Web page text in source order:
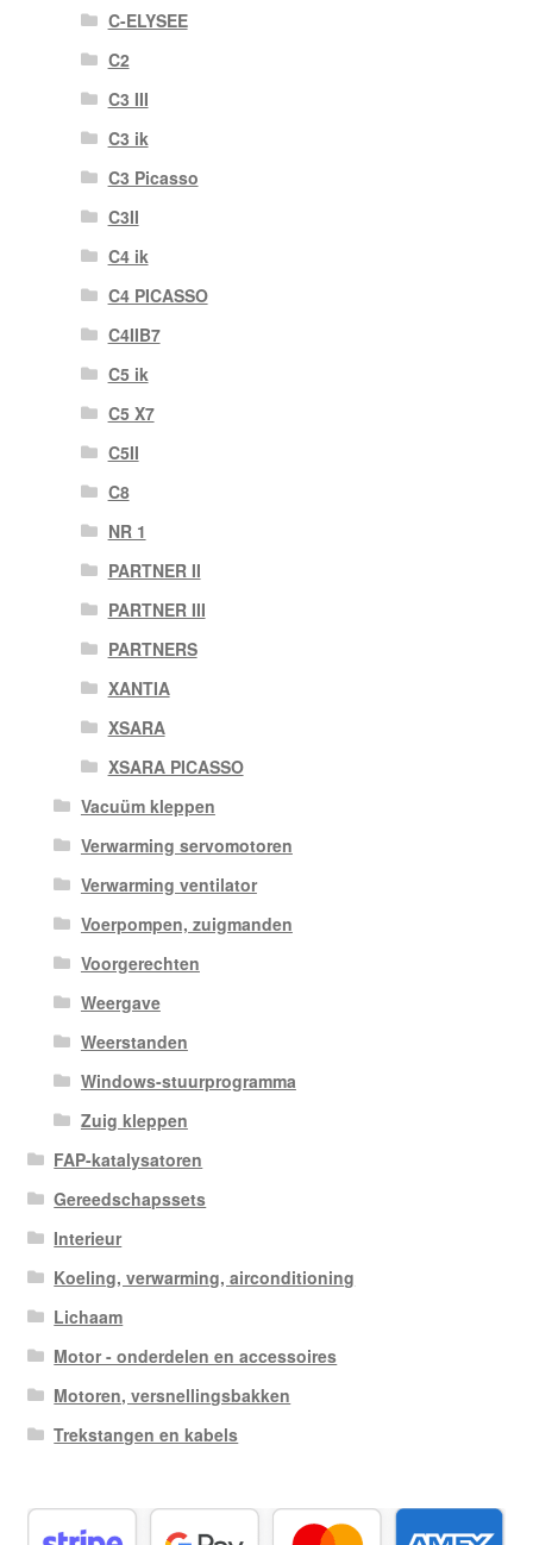
C-ELYSEE
C2
C3 III
C3 ik
C3 Picasso
C3II
C4 ik
C4 PICASSO
C4IIB7
C5 ik
C5 X7
C5II
C8
NR 1
PARTNER II
PARTNER III
PARTNERS
XANTIA
XSARA
XSARA PICASSO
Vacuüm kleppen
Verwarming servomotoren
Verwarming ventilator
Voerpompen, zuigmanden
Voorgerechten
Weergave
Weerstanden
Windows-stuurprogramma
Zuig kleppen
FAP-katalysatoren
Gereedschapssets
Interieur
Koeling, verwarming, airconditioning
Lichaam
Motor - onderdelen en accessoires
Motoren, versnellingsbakken
Trekstangen en kabels